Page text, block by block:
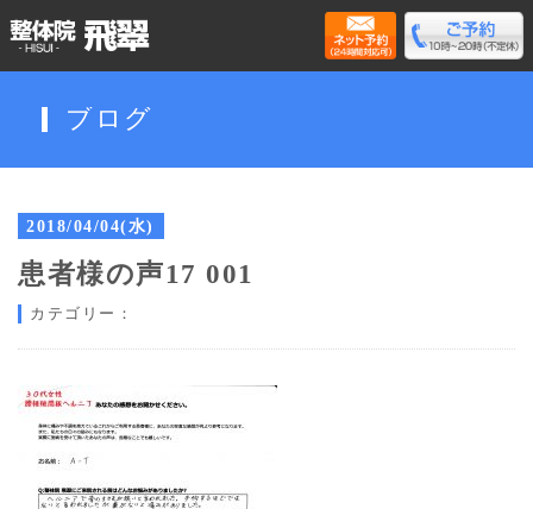
ブログ
2018/04/04(水)
患者様の声17 001
カテゴリー：